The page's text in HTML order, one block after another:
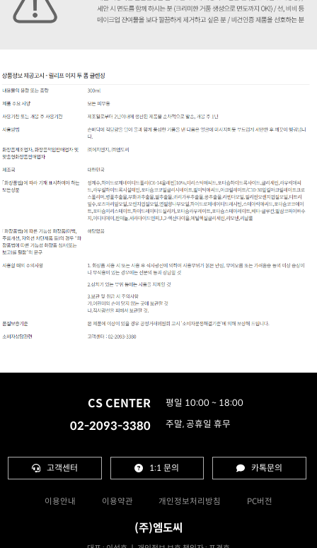
CS CENTER
02-2093-3380
평일 10:00 ~ 18:00
주말, 공휴일 휴무
고객센터 1:1 문의 카톡문의
이용안내 이용약관 개인정보처리방침 PC버전
(주)엠도씨